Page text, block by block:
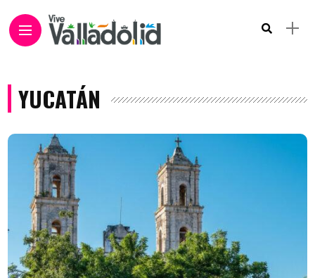
YUCATÁN